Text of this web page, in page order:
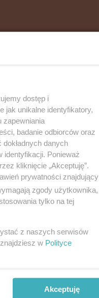
Polecane
dostęp i
jak unikalne identyfikatory,
zapewniania
badanie odbiorców oraz
danych
identyfikacji. Ponieważ
kliknięcie „Akceptuję”.
prywatności znajdujący
zgody użytkownika,
tylko na tej
z naszych serwisów
w Polityce
Akceptuję